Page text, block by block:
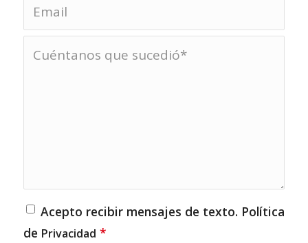
Acepto recibir mensajes de texto. Política
de Privacidad *